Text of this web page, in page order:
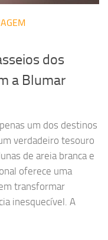
dos
a Blumar
um dos destinos
verdadeiro tesouro
de areia branca e
oferece uma
transformar
inesquecível. A